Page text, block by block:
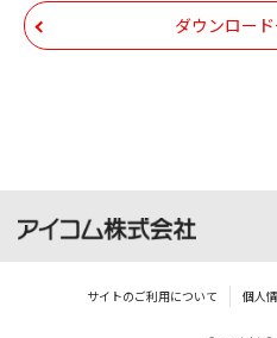
いは無償を問わず
使用させる事がで
ダウンロードした
の転用は一切出来
ダウンロー
サイトのご利用について 個人